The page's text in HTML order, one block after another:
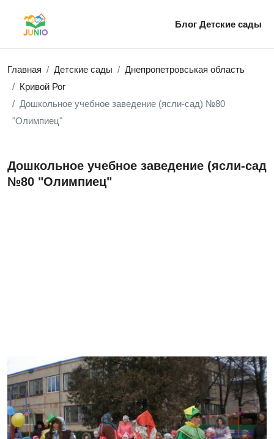
Блог Детские сады
Главная Детские сады
Днепропетровськая область
Кривой Рог
Дошкольное учебное заведение (ясли-сад) №80
"Олимпиец"
Дошкольное учебное заведение (ясли-сад)
№80 "Олимпиец"